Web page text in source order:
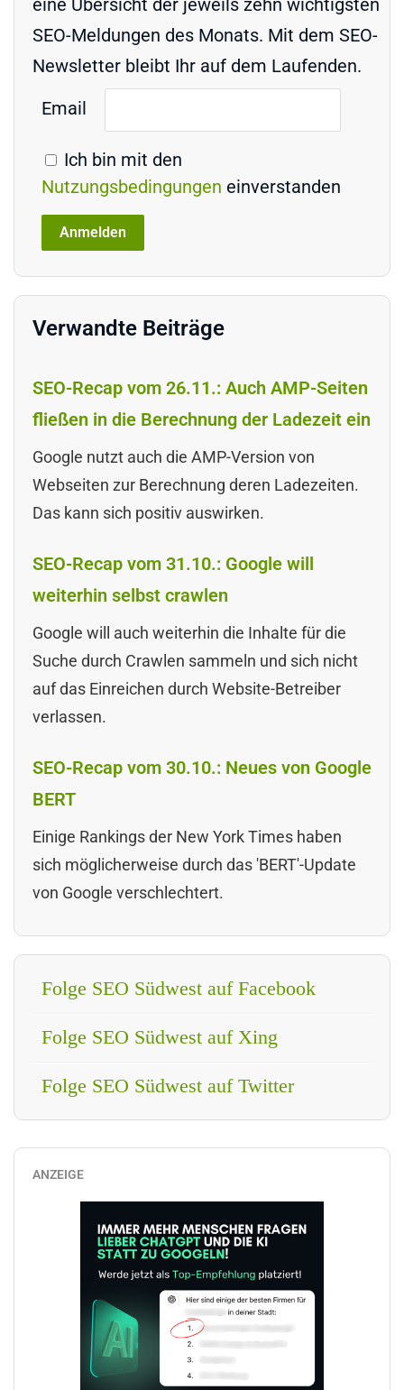
eine Übersicht der jeweils zehn wichtigsten
SEO-Meldungen des Monats. Mit dem SEO-
Newsletter bleibt Ihr auf dem Laufenden.
Email
Ich bin mit den
Nutzungsbedingungen einverstanden
Verwandte Beiträge
SEO-Recap vom 26.11.: Auch AMP-Seiten
fließen in die Berechnung der Ladezeit ein
Google nutzt auch die AMP-Version von
Webseiten zur Berechnung deren Ladezeiten.
Das kann sich positiv auswirken.
SEO-Recap vom 31.10.: Google will
weiterhin selbst crawlen
Google will auch weiterhin die Inhalte für die
Suche durch Crawlen sammeln und sich nicht
auf das Einreichen durch Website-Betreiber
verlassen.
SEO-Recap vom 30.10.: Neues von Google
BERT
Einige Rankings der New York Times haben
sich möglicherweise durch das 'BERT'-Update
von Google verschlechtert.
Folge SEO Südwest auf Facebook
Folge SEO Südwest auf Xing
Folge SEO Südwest auf Twitter
ANZEIGE